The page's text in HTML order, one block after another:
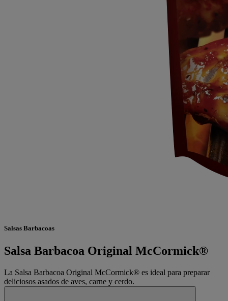
Salsas Barbacoas
Salsa Barbacoa Original McCormick®
La Salsa Barbacoa Original McCormick® es ideal para preparar
deliciosos asados de aves, carne y cerdo.